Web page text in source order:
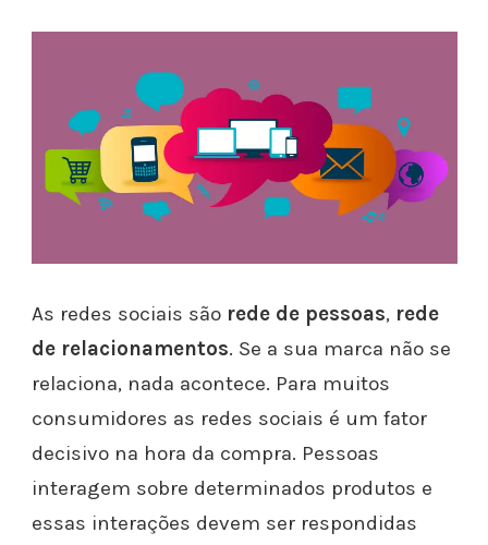
As redes sociais são rede de pessoas, rede
de relacionamentos. Se a sua marca não se
relaciona, nada acontece. Para muitos
consumidores as redes sociais é um fator
decisivo na hora da compra. Pessoas
interagem sobre determinados produtos e
essas interações devem ser respondidas